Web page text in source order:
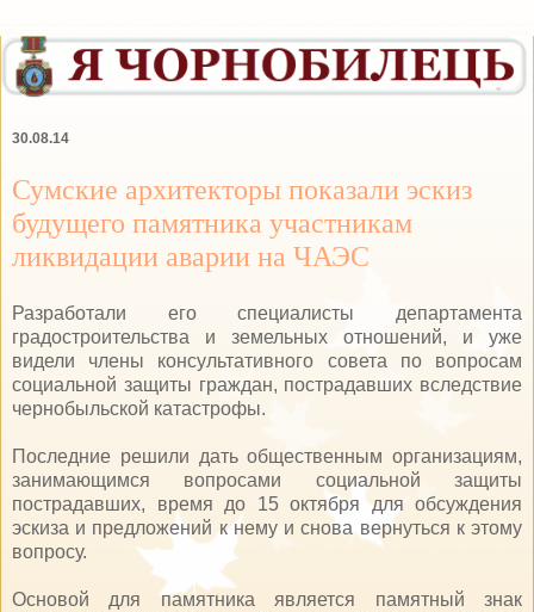
30.08.14
Сумские архитекторы показали эскиз
будущего памятника участникам
ликвидации аварии на ЧАЭС
Разработали его специалисты департамента
градостроительства и земельных отношений, и уже
видели члены консультативного совета по вопросам
социальной защиты граждан, пострадавших вследствие
чернобыльской катастрофы.
Последние решили дать общественным организациям,
занимающимся вопросами социальной защиты
пострадавших, время до 15 октября для обсуждения
эскиза и предложений к нему и снова вернуться к этому
вопросу.
Основой для памятника является памятный знак